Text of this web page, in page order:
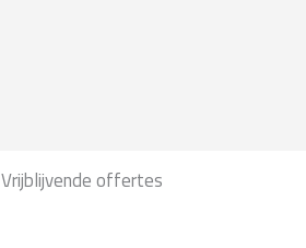
Vrijblijvende offertes